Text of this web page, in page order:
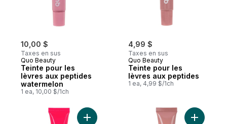
10,00 $
Taxes en sus
Quo Beauty
Teinte pour les
lèvres aux peptides
watermelon
1 ea, 10,00 $/1ch
4,99 $
Taxes en sus
Quo Beauty
Teinte pour les
lèvres aux peptides
1 ea, 4,99 $/1ch
Ajouter Teinte pour les lèvres auxAjouter